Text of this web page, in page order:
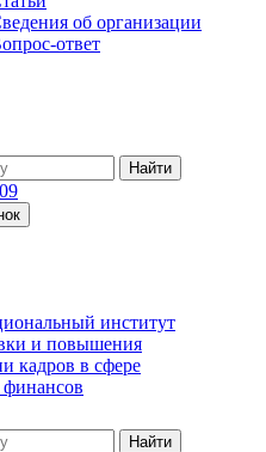
об организации
ответ
Найти
институт
и повышения
кадров в сфере
Найти